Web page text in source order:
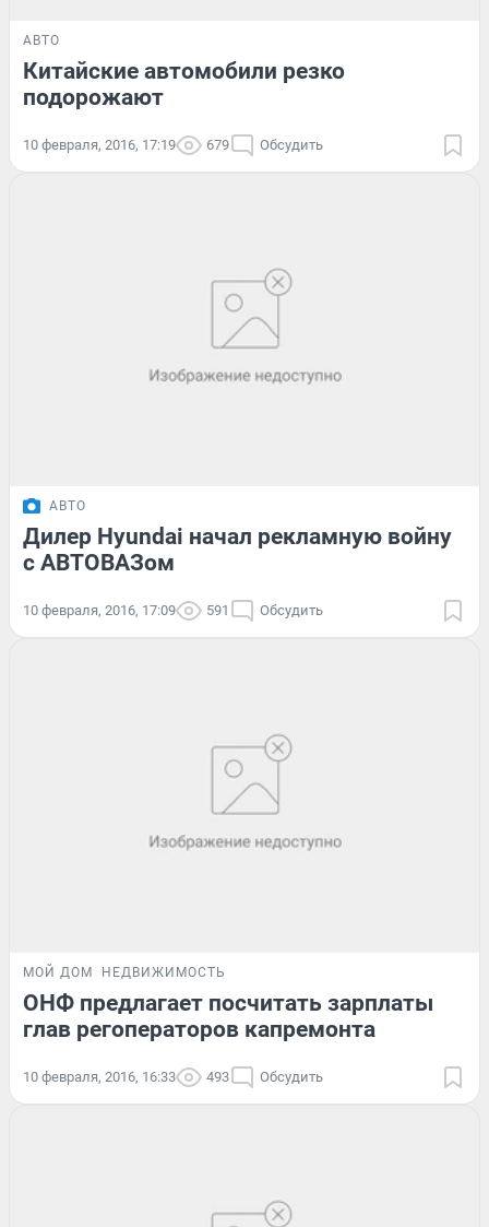
АВТО
Китайские автомобили резко
подорожают
10 февраля, 2016, 17:19 679 Обсудить
АВТО
Дилер Hyundai начал рекламную войну
с АВТОВАЗом
10 февраля, 2016, 17:09 591 Обсудить
МОЙ ДОМ НЕДВИЖИМОСТЬ
ОНФ предлагает посчитать зарплаты
глав регоператоров капремонта
10 февраля, 2016, 16:33 493 Обсудить